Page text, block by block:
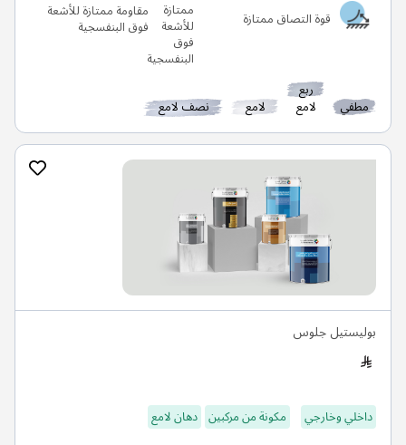
قوة التصاق ممتازة مقاومة ممتازة للأشعة
فوق البنفسجية
مطفي
ربع
لامع لامع نصف لامع
بوليستيل جلوس
داخلي وخارجي مكونة من مركبين دهان لامع